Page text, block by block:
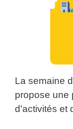
La semaine
propose une
d'activités et